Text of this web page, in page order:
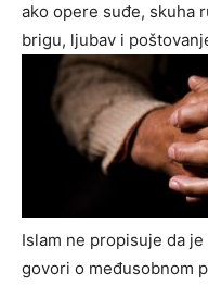
ako opere suđe, skuha
brigu, ljubav i
Islam ne propisuje da
govori o međusobnom